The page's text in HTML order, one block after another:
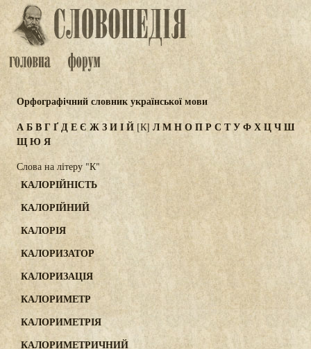
Орфографічний словник української мови
АБВГҐДЕЄ ЖЗИІЙ [К] ЛМНОПРСТУФХЦЧШ
ЩЮ Я
Слова на літеру "К"
КАЛОРІЙНІСТЬ
КАЛОРІЙНИЙ
КАЛОРІЯ
КАЛОРИЗАТОР
КАЛОРИЗАЦІЯ
КАЛОРИМЕТР
КАЛОРИМЕТРІЯ
КАЛОРИМЕТРИЧНИЙ